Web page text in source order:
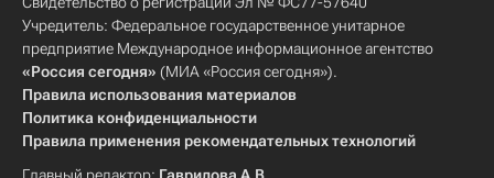
Учредитель: Федеральное государственное унитарное
предприятие Международное информационное агентство
«Россия сегодня» (МИА «Россия сегодня»).
Правила использования материалов
Политика конфиденциальности
Правила применения рекомендательных технологий